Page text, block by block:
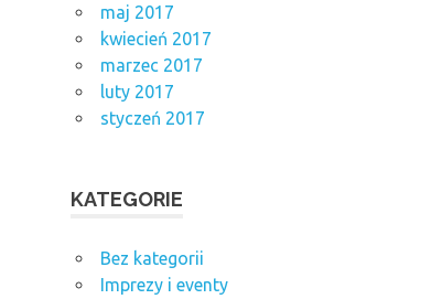
maj 2017
kwiecień 2017
marzec 2017
luty 2017
styczeń 2017
KATEGORIE
Bez kategorii
Imprezy i eventy